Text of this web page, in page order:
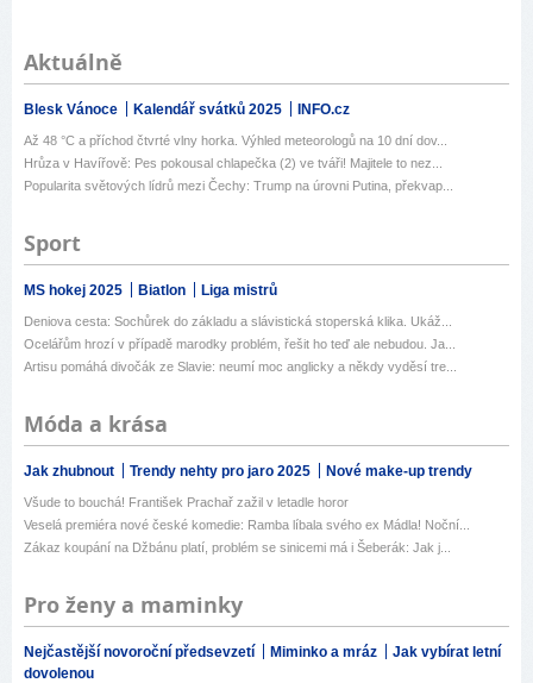
Aktuálně
Blesk Vánoce Kalendář svátků 2025 INFO.cz
Až 48 °C a příchod čtvrté vlny horka. Výhled meteorologů na 10 dní dov...
Hrůza v Havířově: Pes pokousal chlapečka (2) ve tváři! Majitele to nez...
Popularita světových lídrů mezi Čechy: Trump na úrovni Putina, překvap...
Sport
MS hokej 2025 Biatlon Liga mistrů
Deniova cesta: Sochůrek do základu a slávistická stoperská klika. Ukáž...
Ocelářům hrozí v případě marodky problém, řešit ho teď ale nebudou. Ja...
Artisu pomáhá divočák ze Slavie: neumí moc anglicky a někdy vyděsí tre...
Móda a krása
Jak zhubnout Trendy nehty pro jaro 2025 Nové make-up trendy
Všude to bouchá! František Prachař zažil v letadle horor
Veselá premiéra nové české komedie: Ramba líbala svého ex Mádla! Noční...
Zákaz koupání na Džbánu platí, problém se sinicemi má i Šeberák: Jak j...
Pro ženy a maminky
Nejčastější novoroční předsevzetí Miminko a mráz
Jak vybírat letní
dovolenou